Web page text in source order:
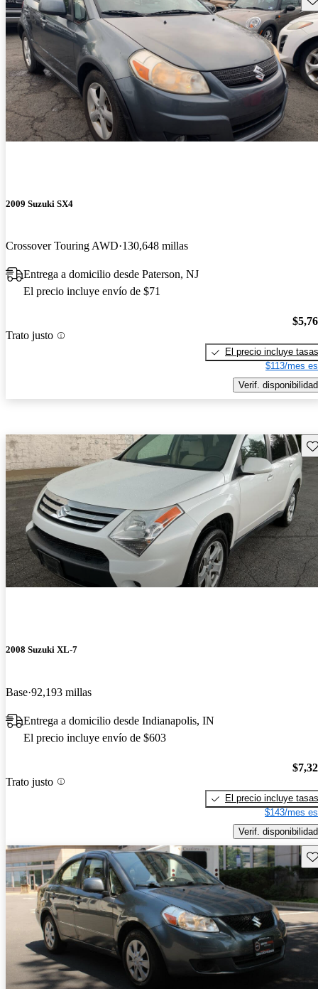
2009 Suzuki SX4
Crossover Touring AWD 130,648 millas
Entrega a domicilio desde Paterson, NJ
El precio incluye envío de $71
Trato justo
El precio incluye tasas
$113/mes
Verif. disponibilidad
2008 Suzuki XL-7
Base 92,193 millas
Entrega a domicilio desde Indianapolis, IN
El precio incluye envío de $603
Trato justo
El precio incluye tasas
$143/mes
Verif. disponibilidad